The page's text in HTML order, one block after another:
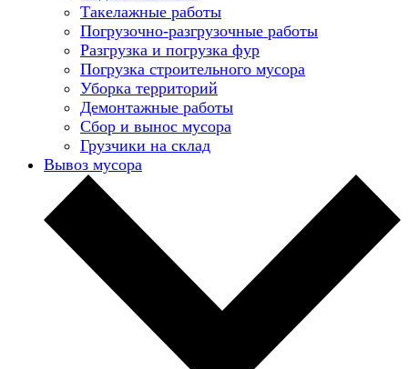
Такелажные работы
Погрузочно-разгрузочные работы
Разгрузка и погрузка фур
Погрузка строительного мусора
Уборка территорий
Демонтажные работы
Сбор и вынос мусора
Грузчики на склад
Вывоз мусора